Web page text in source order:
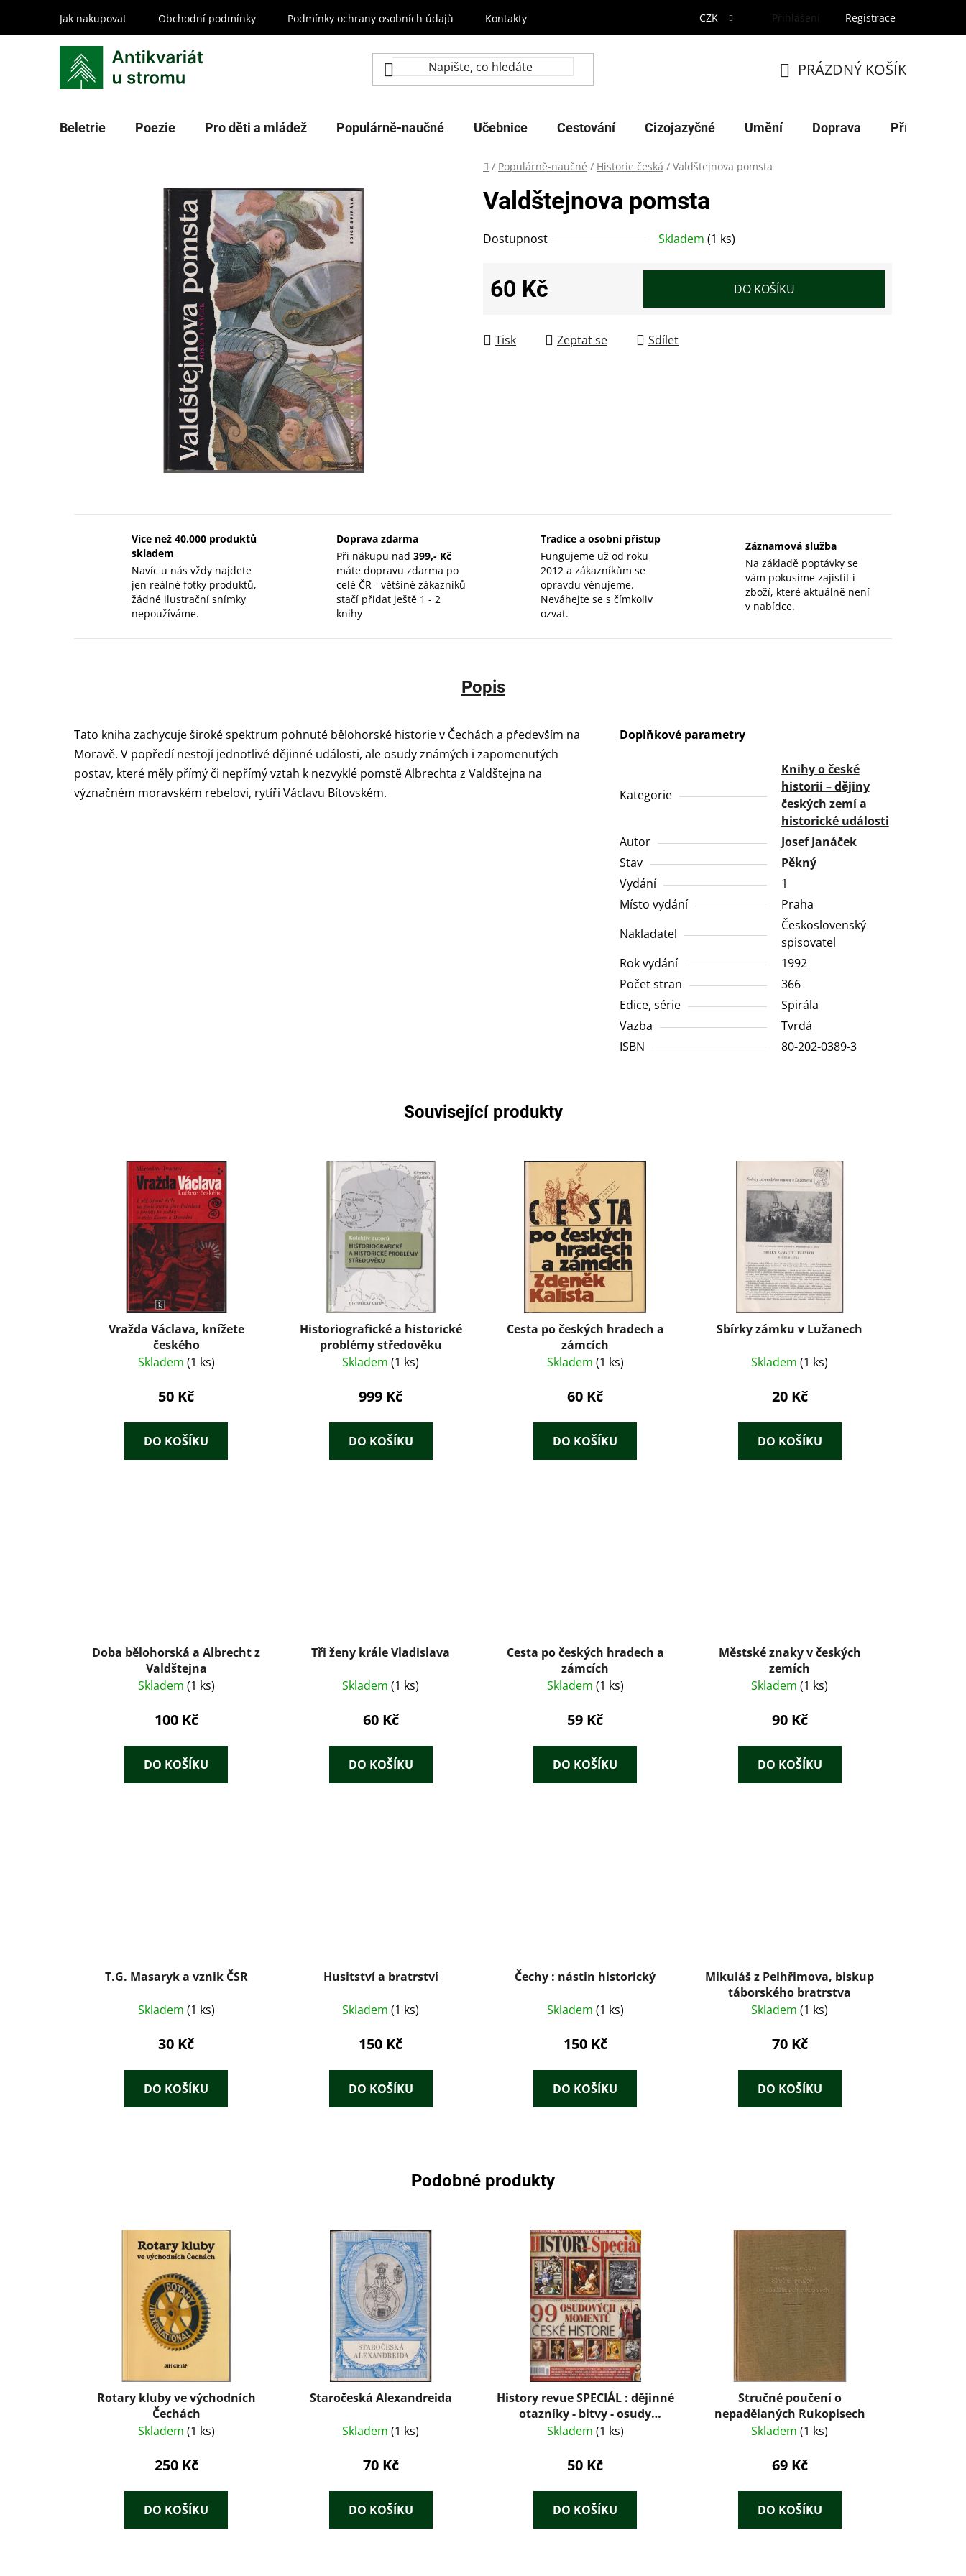
obsah
Jak nakupovat Obchodní podmínky Podmínky ochrany osobních údajů Kontakty CZK Přihlášení Registrace
KOŠÍK
PRÁZDNÝ KOŠÍK
Beletrie Poezie Pro děti a mládež Populárně-naučné Učebnice Cestování Cizojazyčné Umění Doprava Příroda
Domů
/ Populárně-naučné / Historie česká / Valdštejnova pomsta
Valdštejnova pomsta
Dostupnost Skladem (1 ks)
60 Kč DO KOŠÍKU
Tisk Zeptat se Sdílet
Více než 40.000 produktů
skladem
Navíc u nás vždy najdete
jen reálné fotky produktů,
žádné ilustrační snímky
nepoužíváme.
Doprava zdarma
Při nákupu nad 399,- Kč
máte dopravu zdarma po
celé ČR - většině zákazníků
stačí přidat ještě 1 - 2
knihy
Tradice a osobní přístup
Fungujeme už od roku
2012 a zákazníkům se
opravdu věnujeme.
Neváhejte se s čímkoliv
ozvat.
Záznamová služba
Na základě poptávky se
vám pokusíme zajistit i
zboží, které aktuálně není
v nabídce.
Popis
Tato kniha zachycuje široké spektrum pohnuté bělohorské historie v Čechách a především na
Moravě. V popředí nestojí jednotlivé dějinné události, ale osudy známých i zapomenutých
postav, které měly přímý či nepřímý vztah k nezvyklé pomstě Albrechta z Valdštejna na
význačném moravském rebelovi, rytíři Václavu Bítovském.
Doplňkové parametry
Kategorie
Knihy o české
historii – dějiny
českých zemí a
historické události
Autor
Josef Janáček
Stav
Pěkný
Vydání
1
Místo vydání
Praha
Nakladatel
Československý
spisovatel
Rok vydání
1992
Počet stran
366
Edice, série
Spirála
Vazba
Tvrdá
ISBN
80-202-0389-3
Související produkty
Vražda Václava, knížete
českého
Skladem (1 ks)
50 Kč
DO KOŠÍKU
Historiografické a historické
problémy středověku
Skladem(1 ks)
999 Kč
DO KOŠÍKU
Cesta po českých hradech a
zámcích
Skladem (1 ks)
60 Kč
DO KOŠÍKU
Sbírky zámku v Lužanech
Skladem(1 ks)
20 Kč
DO KOŠÍKU
Doba bělohorská a Albrecht z
Valdštejna
Skladem (1 ks)
100 Kč
DO KOŠÍKU
Tři ženy krále Vladislava
Skladem(1 ks)
60 Kč
DO KOŠÍKU
Cesta po českých hradech a
zámcích
Skladem (1 ks)
59 Kč
DO KOŠÍKU
Městské znaky v českých
zemích
Skladem(1 ks)
90 Kč
DO KOŠÍKU
T.G. Masaryk a vznik ČSR
Skladem (1 ks)
30 Kč
DO KOŠÍKU
Husitství a bratrství
Skladem(1 ks)
150 Kč
DO KOŠÍKU
Čechy : nástin historický
Skladem (1 ks)
150 Kč
DO KOŠÍKU
Mikuláš z Pelhřimova, biskup
táborského bratrstva
Skladem(1 ks)
70 Kč
DO KOŠÍKU
Podobné produkty
Rotary kluby ve východních
Čechách
Skladem (1 ks)
250 Kč
DO KOŠÍKU
Staročeská Alexandreida
Skladem(1 ks)
70 Kč
DO KOŠÍKU
History revue SPECIÁL : dějinné
otazníky - bitvy - osudy
mocných - spiknutí - historické
Skladem (1 ks)
50 Kč
DO KOŠÍKU
Stručné poučení o
nepadělaných Rukopisech
Skladem(1 ks)
69 Kč
DO KOŠÍKU